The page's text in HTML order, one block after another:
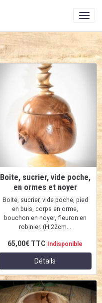
Boite, sucrier, vide poche,
en ormes et noyer
Boite, sucrier, vide poche, pied
en buis, corps en orme,
bouchon en noyer, fleuron en
robinier. (H:22cm...
65,00€ TTC Indisponible
Détails